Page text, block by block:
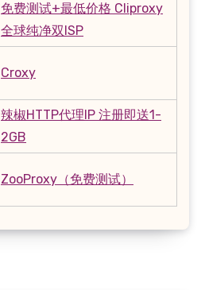
免费测试+最低价格 Cliproxy
全球纯净双ISP
Croxy
辣椒HTTP代理IP 注册即送1-
2GB
ZooProxy（免费测试）